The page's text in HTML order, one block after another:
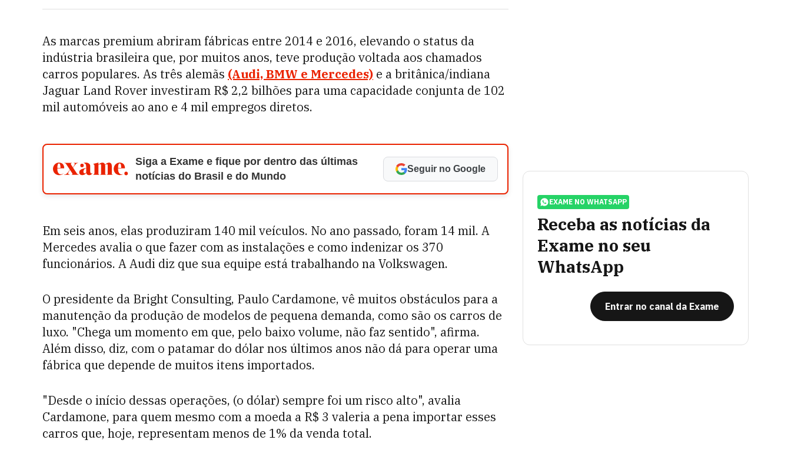
As marcas premium abriram fábricas entre 2014 e 2016, elevando o status da
indústria brasileira que, por muitos anos, teve produção voltada aos chamados
carros populares. As três alemãs (Audi, BMW e Mercedes) e a britânica/indiana
Jaguar Land Rover investiram R$ 2,2 bilhões para uma capacidade conjunta de 102
mil automóveis ao ano e 4 mil empregos diretos.
Siga a Exame e fique por dentro das últimas
notícias do Brasil e do Mundo
Seguir no Google
Em seis anos, elas produziram 140 mil veículos. No ano passado, foram 14 mil. A
Mercedes avalia o que fazer com as instalações e como indenizar os 370
funcionários. A Audi diz que sua equipe está trabalhando na Volkswagen.
O presidente da Bright Consulting, Paulo Cardamone, vê muitos obstáculos para a
manutenção da produção de modelos de pequena demanda, como são os carros de
luxo. "Chega um momento em que, pelo baixo volume, não faz sentido", afirma.
Além disso, diz, com o patamar do dólar nos últimos anos não dá para operar uma
fábrica que depende de muitos itens importados.
"Desde o início dessas operações, (o dólar) sempre foi um risco alto", avalia
Cardamone, para quem mesmo com a moeda a R$ 3 valeria a pena importar esses
carros que, hoje, representam menos de 1% da venda total.
EXAME NO WHATSAPP
Receba as notícias da
Exame no seu
WhatsApp
Entrar no canal da Exame